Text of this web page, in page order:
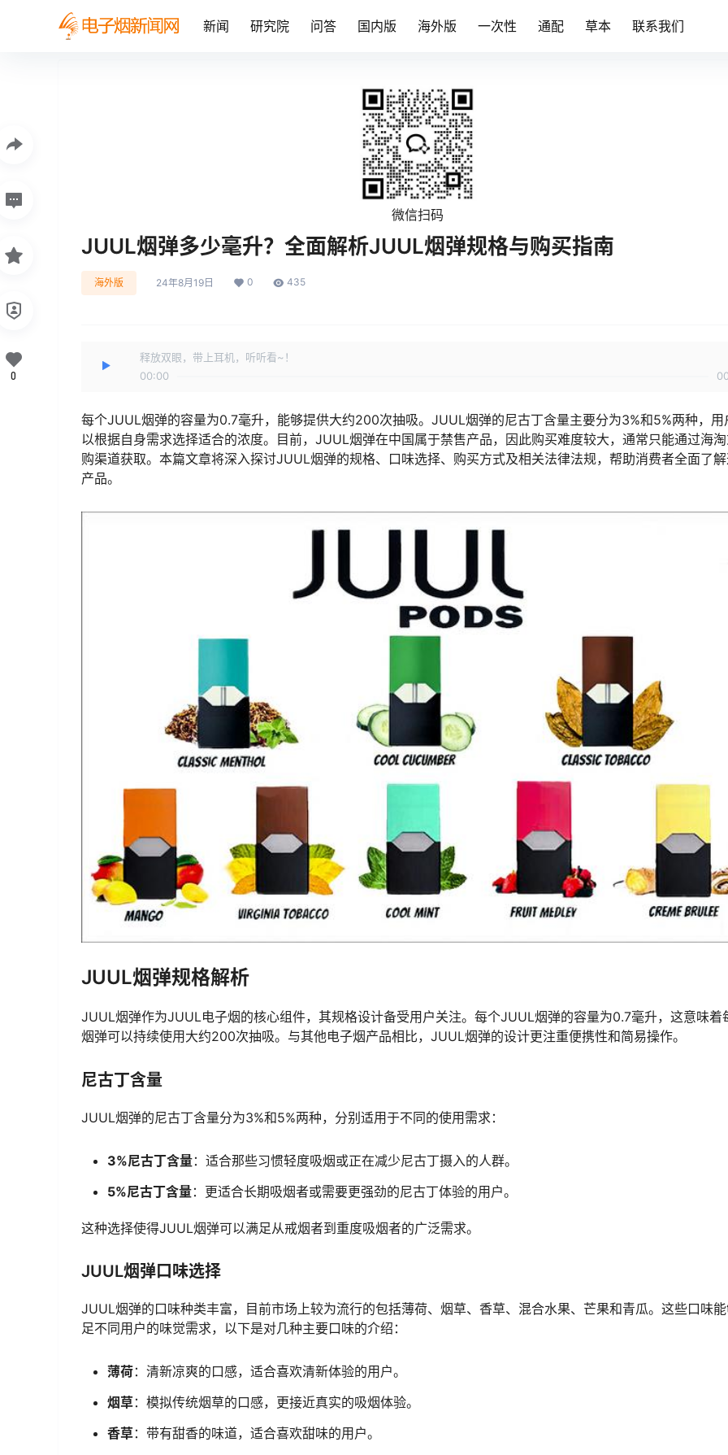
新闻 研究院 问答 国内版 海外版 一次性 通配 草本 联系我们
微信扫码
JUUL烟弹多少毫升？全面解析JUUL烟弹规格与购买指南
海外版 24年8月19日 0 435
释放双眼，带上耳机，听听看~！
00:00
每个JUUL烟弹的容量为0.7毫升，能够提供大约200次抽吸。JUUL烟弹的尼古丁含量主要分为3%和5%两种，用
以根据自身需求选择适合的浓度。目前，JUUL烟弹在中国属于禁售产品，因此购买难度较大，通常只能通过海
购渠道获取。本篇文章将深入探讨JUUL烟弹的规格、口味选择、购买方式及相关法律法规，帮助消费者全面了
产品。
JUUL烟弹规格解析
JUUL烟弹作为JUUL电子烟的核心组件，其规格设计备受用户关注。每个JUUL烟弹的容量为0.7毫升，这意味着
烟弹可以持续使用大约200次抽吸。与其他电子烟产品相比，JUUL烟弹的设计更注重便携性和简易操作。
尼古丁含量
JUUL烟弹的尼古丁含量分为3%和5%两种，分别适用于不同的使用需求：
3%尼古丁含量：适合那些习惯轻度吸烟或正在减少尼古丁摄入的人群。
5%尼古丁含量：更适合长期吸烟者或需要更强劲的尼古丁体验的用户。
这种选择使得JUUL烟弹可以满足从戒烟者到重度吸烟者的广泛需求。
JUUL烟弹口味选择
JUUL烟弹的口味种类丰富，目前市场上较为流行的包括薄荷、烟草、香草、混合水果、芒果和青瓜。这些口味
足不同用户的味觉需求，以下是对几种主要口味的介绍：
薄荷：清新凉爽的口感，适合喜欢清新体验的用户。
烟草：模拟传统烟草的口感，更接近真实的吸烟体验。
香草：带有甜香的味道，适合喜欢甜味的用户。
0